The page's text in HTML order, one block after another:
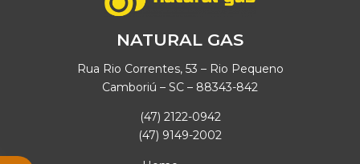
NATURAL GAS
Rua Rio Correntes, 53 – Rio Pequeno
Camboriú – SC – 88343-842
(47) 2122-0942
(47) 9149-2002